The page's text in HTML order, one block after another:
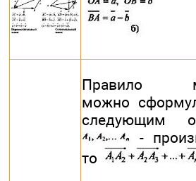
Правило
можно
следующим
-
то